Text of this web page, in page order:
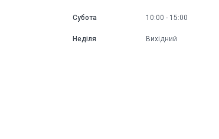
Субота 10:00 15:00
Неділя Вихідний